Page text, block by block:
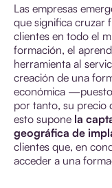
Las empresas
que significa cruzar
clientes en todo el
formación, el
herramienta al
creación de una
económica
por tanto, su precio
esto supone la
geográfica de
clientes que, en
acceder a una